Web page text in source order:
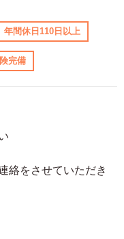
年間休日110日以上
完備
絡をさせていただき